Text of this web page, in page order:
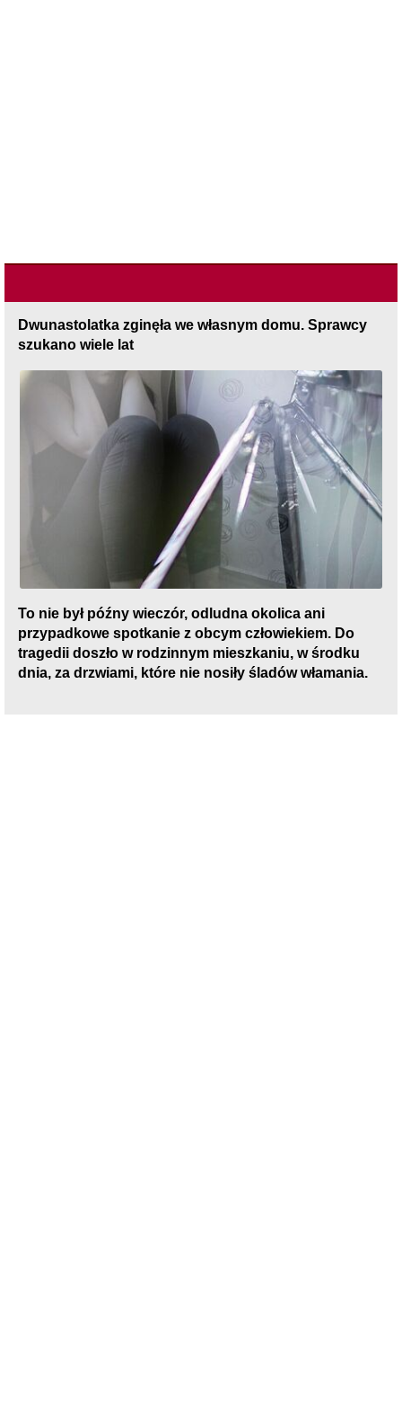
Dwunastolatka zginęła we własnym domu. Sprawcy
szukano wiele lat
To nie był późny wieczór, odludna okolica ani
przypadkowe spotkanie z obcym człowiekiem. Do
tragedii doszło w rodzinnym mieszkaniu, w środku
dnia, za drzwiami, które nie nosiły śladów włamania.